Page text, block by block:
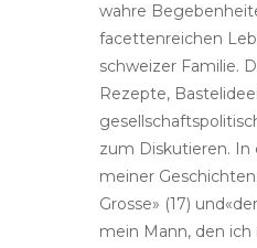
wahre
facettenreichen
schweizer Familie.
Rezepte,
zum Diskutieren. In
meiner
Grosse» (17)
mein Mann, den